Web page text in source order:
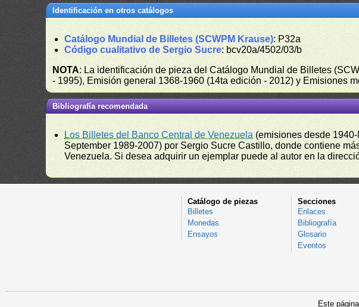
Identificación en otros catálogos
Catálogo Mundial de Billetes (SCWPM Krause): P32a
Código cualitativo de Sergio Sucre: bcv20a/4502/03/b
NOTA: La identificación de pieza del Catálogo Mundial de Billetes
- 1995), Emisión general 1368-1960 (14ta edición - 2012) y Emisiones
Bibliografía recomendada
Los Billetes del Banco Central de Venezuela (emisiones desde
September 1989-2007) por Sergio Sucre Castillo, donde contiene
Venezuela. Si desea adquirir un ejemplar puede al autor en la
Catálogo de piezas
Billetes
Monedas
Ensayos
Secciones
Enlaces
Bibliografía
Glosario
Eventos
Este